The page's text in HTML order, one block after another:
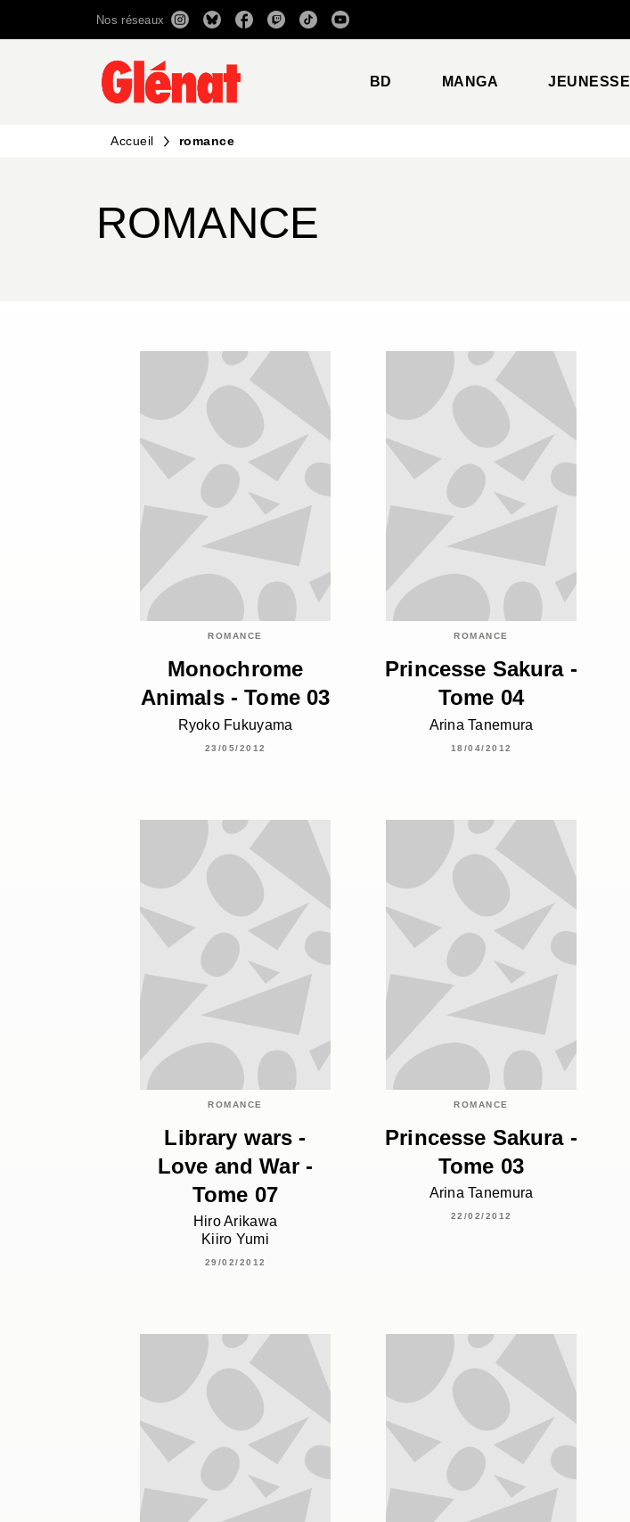
RECHERCHE CONTENU
Nos réseaux
BD MANGA JEUNESSE
Accueil romance
ROMANCE
ROMANCE
Monochrome
Animals - Tome 03
Ryoko Fukuyama
23/05/2012
ROMANCE
Princesse Sakura -
Tome 04
Arina Tanemura
18/04/2012
ROMANCE
Library wars -
Love and War -
Tome 07
Hiro Arikawa
Kiiro Yumi
29/02/2012
ROMANCE
Princesse Sakura -
Tome 03
Arina Tanemura
22/02/2012